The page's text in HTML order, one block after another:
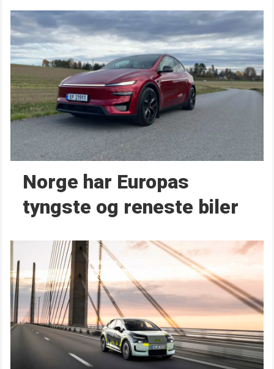
Norge har Europas
tyngste og reneste biler